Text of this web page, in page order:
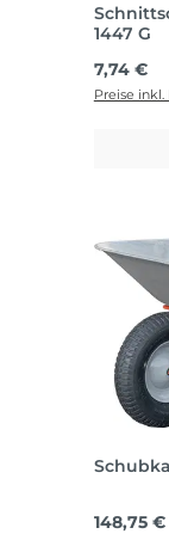
1447 G
7,74 €
Preise inkl.
148,75 €